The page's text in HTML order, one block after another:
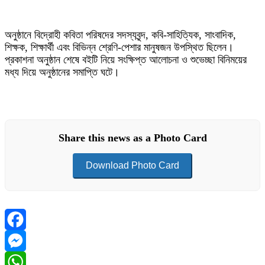
অনুষ্ঠানে বিদ্রোহী কবিতা পরিষদের সদস্যবৃন্দ, কবি-সাহিত্যিক, সাংবাদিক,
শিক্ষক, শিক্ষার্থী এবং বিভিন্ন শ্রেণি-পেশার মানুষজন উপস্থিত ছিলেন।
প্রকাশনা অনুষ্ঠান শেষে বইটি নিয়ে সংক্ষিপ্ত আলোচনা ও শুভেচ্ছা বিনিময়ের
মধ্য দিয়ে অনুষ্ঠানের সমাপ্তি ঘটে।
Share this news as a Photo Card
Download Photo Card
Facebook
Messenger